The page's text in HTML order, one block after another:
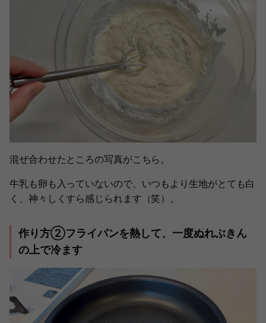
混ぜ合わせたところの写真がこちら。
牛乳も卵も入っていないので、いつもより生地がとても白
く、神々しくすら感じられます（笑）。
作り方②フライパンを熱して、一度ぬれぶきん
の上で冷ます